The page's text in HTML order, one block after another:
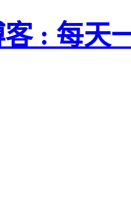
: 每天